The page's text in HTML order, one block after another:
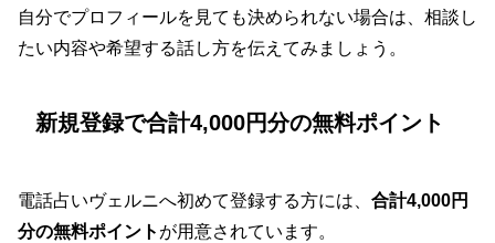
自分でプロフィールを見ても決められない場合は、相談し
たい内容や希望する話し方を伝えてみましょう。
新規登録で合計4,000円分の無料ポイント
電話占いヴェルニへ初めて登録する方には、 合計4,000円
分の無料ポイント が用意されています。